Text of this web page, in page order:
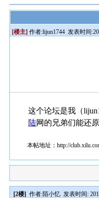
[楼主] 作者:lijun1744 发表时间
这个论坛是我（
陆网的兄弟们能还
本帖地址：http://
[2楼] 作者:陌小忆 发表时间: